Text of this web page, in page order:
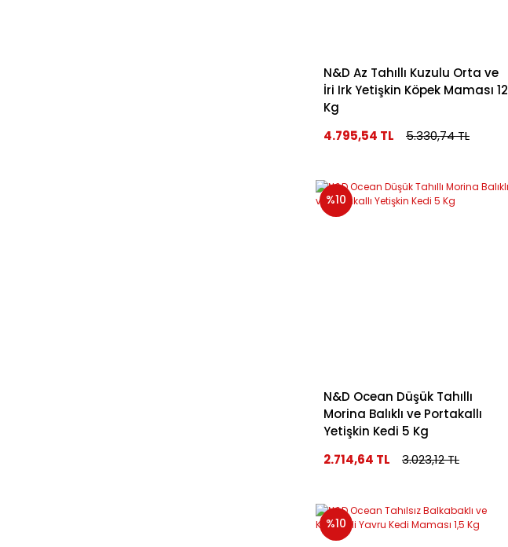
N&D Az Tahıllı Kuzulu Orta ve
İri Irk Yetişkin Köpek Maması 12
Kg
4.795,54 TL
5.330,74 TL
%10
N&D Ocean Düşük Tahıllı
Morina Balıklı ve Portakallı
Yetişkin Kedi 5 Kg
2.714,64 TL
3.023,12 TL
%10